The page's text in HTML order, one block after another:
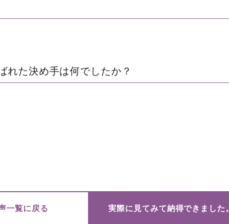
れた決め手は何でしたか？
一覧に戻る 実際に見てみて納得できました。